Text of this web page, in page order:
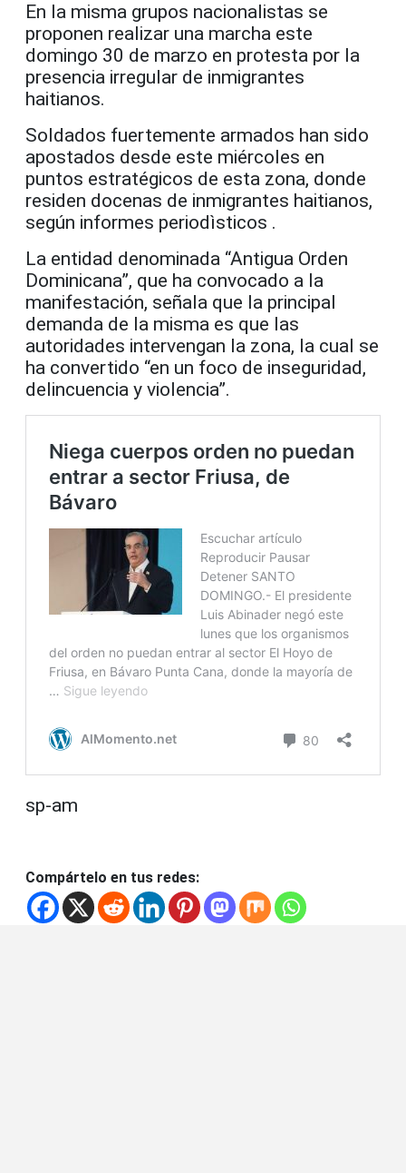
En la misma grupos nacionalistas se
proponen realizar una marcha este
domingo 30 de marzo en protesta por la
presencia irregular de inmigrantes
haitianos.
Soldados fuertemente armados han sido
apostados desde este miércoles en
puntos estratégicos de esta zona, donde
residen docenas de inmigrantes haitianos,
según informes periodìsticos .
La entidad denominada “Antigua Orden
Dominicana”, que ha convocado a la
manifestación, señala que la principal
demanda de la misma es que las
autoridades intervengan la zona, la cual se
ha convertido “en un foco de inseguridad,
delincuencia y violencia”.
sp-am
Compártelo en tus redes: